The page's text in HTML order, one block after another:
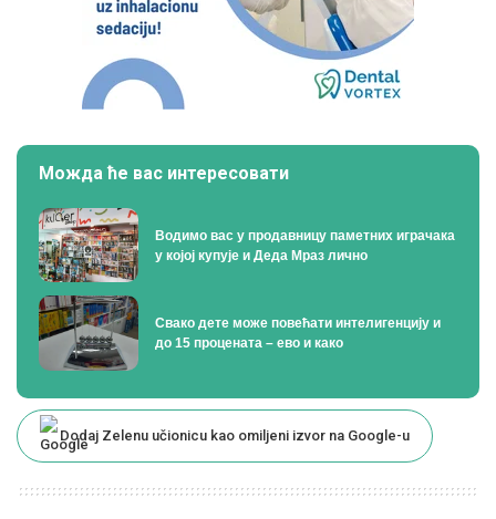
Можда ће вас интересовати
Водимо вас у продавницу паметних играчака
у којој купује и Деда Мраз лично
Свако дете може повећати интелигенцију и
до 15 процената – ево и како
Dodaj Zelenu učionicu kao omiljeni izvor na Google-u